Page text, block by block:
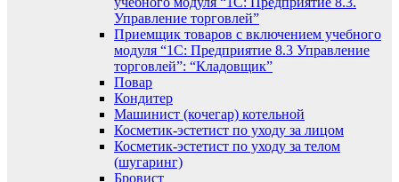
Управление торговлей”
Приемщик товаров с включением учебного
модуля “1С: Предприятие 8.3 Управление
торговлей”: “Кладовщик”
Повар
Кондитер
Машинист (кочегар) котельной
Косметик-эстетист по уходу за лицом
Косметик-эстетист по уходу за телом
(шугаринг)
Бровист